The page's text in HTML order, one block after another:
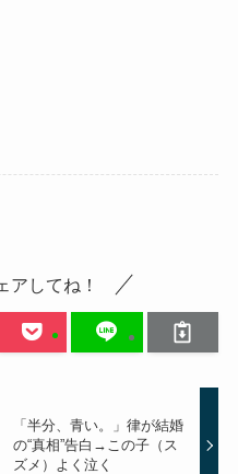
アしてね！
「半分、青い。」律が結婚
の“真相”告白→この子（ス
ズメ）よく泣く